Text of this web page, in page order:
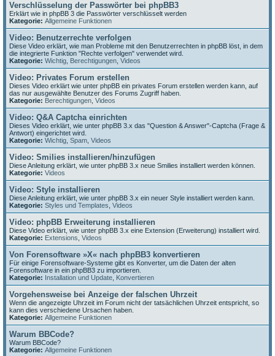
Verschlüsselung der Passwörter bei phpBB3
Erklärt wie in phpBB 3 die Passwörter verschlüsselt werden
Kategorie: Allgemeine Funktionen
Video: Benutzerrechte verfolgen
Diese Video erklärt, wie man Probleme mit den Benutzerrechten in phpBB löst, in dem
die integrierte Funktion "Rechte verfolgen" verwendet wird.
Kategorie: Wichtig Berechtigungen Videos
Video: Privates Forum erstellen
Dieses Video erklärt wie unter phpBB ein privates Forum erstellen werden kann, auf
das nur ausgewählte Benutzer des Forums Zugriff haben.
Kategorie: Berechtigungen Videos
Video: Q&A Captcha einrichten
Dieses Video erklärt, wie unter phpBB 3.x das "Question & Answer"-Captcha (Frage &
Antwort) eingerichtet wird.
Kategorie: Wichtig Spam Videos
Video: Smilies installieren/hinzufügen
Diese Anleitung erklärt, wie unter phpBB 3.x neue Smilies installiert werden können.
Kategorie: Videos
Video: Style installieren
Diese Anleitung erklärt, wie unter phpBB 3.x ein neuer Style installiert werden kann.
Kategorie: Styles und Templates Videos
Video: phpBB Erweiterung installieren
Diese Video erklärt, wie unter phpBB 3.x eine Extension (Erweiterung) installiert wird.
Kategorie: Extensions Videos
Von Forensoftware »X« nach phpBB3 konvertieren
Für einige Forensoftware-Systeme gibt es Konverter, um die Daten der alten
Forensoftware in ein phpBB3 zu importieren.
Kategorie: Installation und Update Konvertieren
Vorgehensweise bei Anzeige der falschen Uhrzeit
Wenn die angezeigte Uhrzeit im Forum nicht der tatsächlichen Uhrzeit entspricht, so
kann dies verschiedene Ursachen haben.
Kategorie: Allgemeine Funktionen
Warum BBCode?
Warum BBCode?
Kategorie: Allgemeine Funktionen